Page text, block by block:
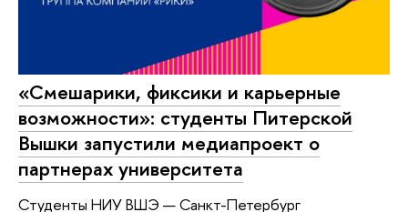
«Смешарики, фиксики и карьерные
возможности»: студенты Питерской
Вышки запустили медиапроект о
партнерах университета
Студенты НИУ ВШЭ — Санкт-Петербург